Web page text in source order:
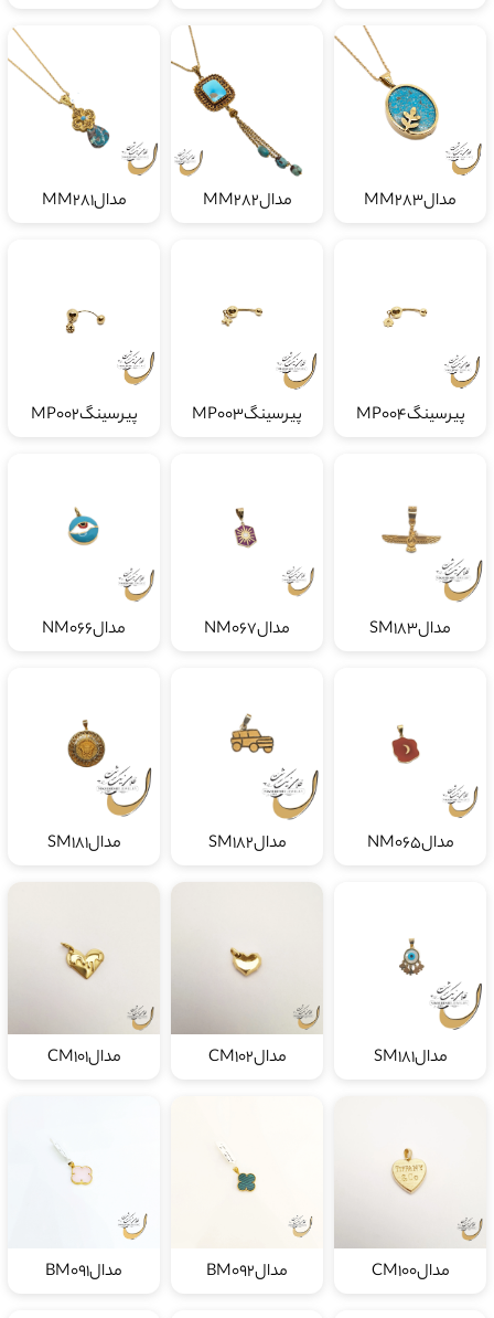
مدالMM283 مدالMM282 مدالMM281
پیرسینگMP004 پیرسینگMP003 پیرسینگMP002
مدالSM183 مدالNM067 مدالNM066
مدالNM065 مدالSM182 مدالSM181
مدالSM181 مدالCM102 مدالCM101
مدالCM100 مدالBM092 مدالBM091